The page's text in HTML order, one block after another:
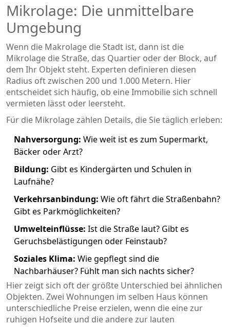
Mikrolage: Die unmittelbare
Umgebung
Wenn die Makrolage die Stadt ist, dann ist die
Mikrolage die Straße, das Quartier oder der Block, auf
dem Ihr Objekt steht. Experten definieren diesen
Radius oft zwischen 200 und 1.000 Metern. Hier
entscheidet sich häufig, ob eine Immobilie sich schnell
vermieten lässt oder leersteht.
Für die Mikrolage zählen Details, die Sie täglich erleben:
Nahversorgung: Wie weit ist es zum Supermarkt,
Bäcker oder Arzt?
Bildung: Gibt es Kindergärten und Schulen in
Laufnähe?
Verkehrsanbindung: Wie oft fährt die Straßenbahn?
Gibt es Parkmöglichkeiten?
Umwelteinflüsse: Ist die Straße laut? Gibt es
Geruchsbelästigungen oder Feinstaub?
Soziales Klima: Wie gepflegt sind die
Nachbarhäuser? Fühlt man sich nachts sicher?
Hier zeigt sich oft der größte Unterschied bei ähnlichen
Objekten. Zwei Wohnungen im selben Haus können
unterschiedliche Preise erzielen, wenn die eine zur
ruhigen Hofseite und die andere zur lauten